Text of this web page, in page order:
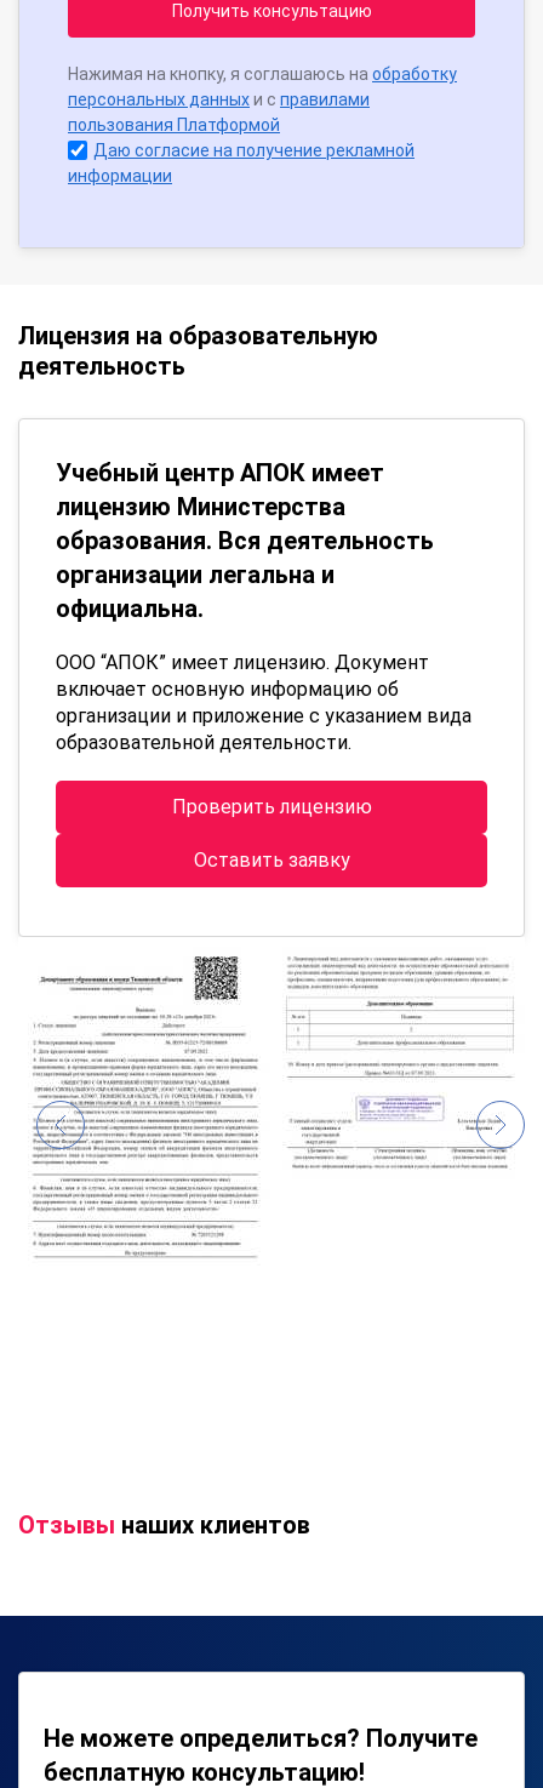
Получить консультацию
Нажимая на кнопку, я соглашаюсь на обработку
персональных данныхи с правилами
пользования Платформой
Даю согласие на получение рекламной
информации
Лицензия на образовательную
деятельность
Учебный центр АПОК имеет
лицензию Министерства
образования. Вся деятельность
организации легальна и
официальна.
ООО “АПОК” имеет лицензию. Документ
включает основную информацию об
организации и приложение с указанием вида
образовательной деятельности.
Проверить лицензию
Оставить заявку
Отзывы наших клиентов
Не можете определиться? Получите
бесплатную консультацию!